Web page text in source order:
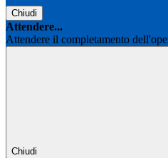
Chiudi
Attendere...
Attendere il completamento
Chiudi